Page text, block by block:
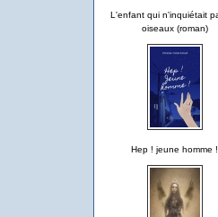
L'enfant qui n'inquiétait
oiseaux (roman)
Hep ! jeune homme !